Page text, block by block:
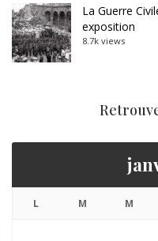
La Guerre
exposition
8.7k views
L M M